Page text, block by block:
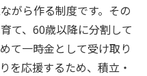
がら作る制度です。その
て、60歳以降に分割して
て一時金として受け取り
を応援するため、積立・